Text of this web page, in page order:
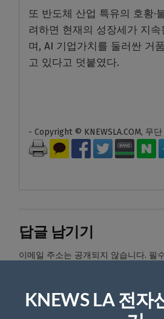
또 반도체 산업 특유의 호황·
려하면 현재의 성장세가 지
며, AI 기업가치를 둘러싼 거
고 있다고 덧붙였다.
- Copyright © KNEWSLA.COM, 무
답글 남기기
이메일 주소는 공개되지 않습니다. 필
댓글*
KNEWS LA 전자